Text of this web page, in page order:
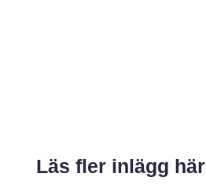
Läs fler inlägg här